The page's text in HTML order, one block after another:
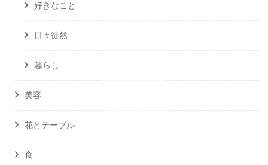
好きなこと
日々徒然
暮らし
美容
花とテーブル
食